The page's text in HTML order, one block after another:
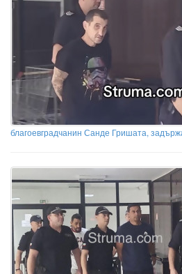
благоевградчанин Санде Гришата,